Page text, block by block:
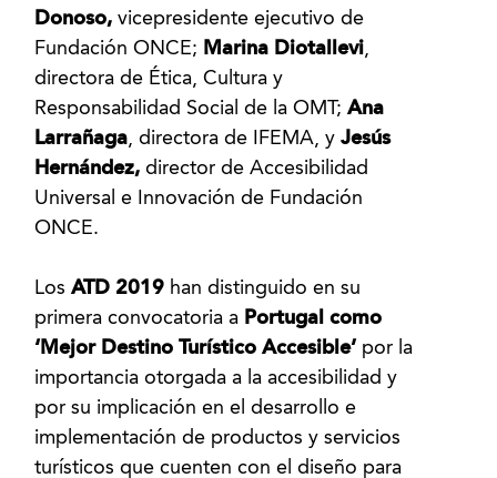
Donoso, vicepresidente ejecutivo de
Fundación ONCE; Marina Diotallevi,
directora de Ética, Cultura y
Responsabilidad Social de la OMT;Ana
Larrañaga, directora de IFEMA, yJesús
Hernández, director de Accesibilidad
Universal e Innovación de Fundación
ONCE.
LosATD 2019 han distinguido en su
primera convocatoria a Portugal como
‘Mejor Destino Turístico Accesible’ por la
importancia otorgada a la accesibilidad y
por su implicación en el desarrollo e
implementación de productos y servicios
turísticos que cuenten con el diseño para